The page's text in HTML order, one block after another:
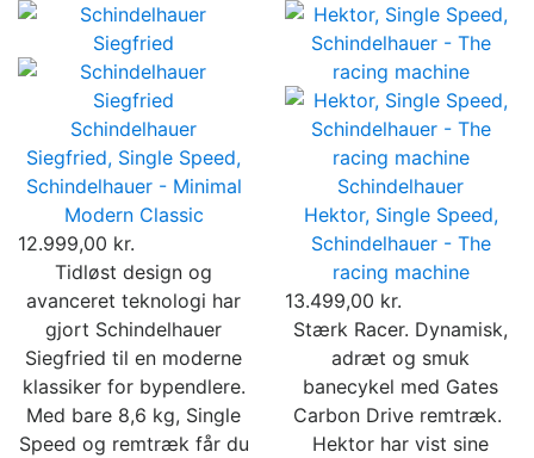
Schindelhauer
Siegfried, Single Speed,
Schindelhauer - Minimal
Modern Classic
12.999,00 kr.
Tidløst design og
avanceret teknologi har
gjort Schindelhauer
Siegfried til en moderne
klassiker for bypendlere.
Med bare 8,6 kg, Single
Speed og remtræk får du
Schindelhauer
Hektor, Single Speed,
Schindelhauer - The
racing machine
13.499,00 kr.
Stærk Racer. Dynamisk,
adræt og smuk
banecykel med Gates
Carbon Drive remtræk.
Hektor har vist sine